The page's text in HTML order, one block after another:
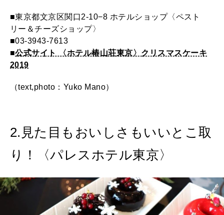
■東京都文京区関口2-10−8 ホテルショップ〈ペスト
リー＆チーズショップ〉
■03-3943-7613
■公式サイト 〈ホテル椿山荘東京〉クリスマスケーキ
2019
（text,photo：Yuko Mano）
2.見た目もおいしさもいいとこ取
り！〈パレスホテル東京〉